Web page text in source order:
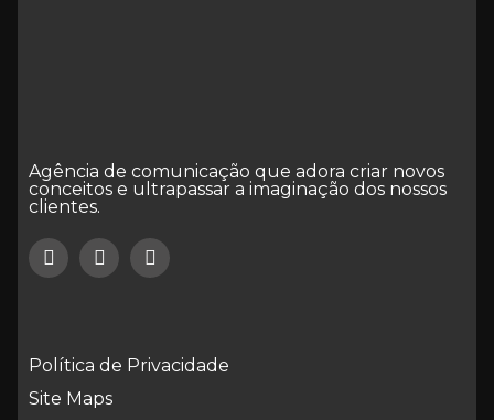
Agência de comunicação que adora criar novos
conceitos e ultrapassar a imaginação dos nossos
clientes.
Política de Privacidade
Site Maps